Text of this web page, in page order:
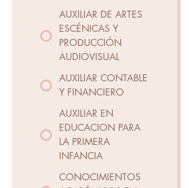
AUXILIAR DE ARTES
ESCÉNICAS Y
PRODUCCIÓN
AUDIOVISUAL
AUXILIAR CONTABLE
Y FINANCIERO
AUXILIAR EN
EDUCACION PARA
LA PRIMERA
INFANCIA
CONOCIMIENTOS